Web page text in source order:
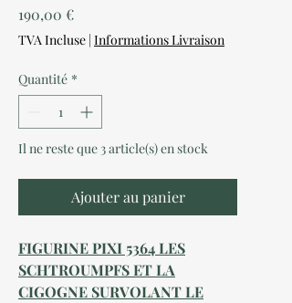
190,00 €Prix
TVA Incluse | Informations Livraison
Quantité *
Il ne reste que 3 article(s) en stock
Ajouter au panier
FIGURINE PIXI 5364 LES
SCHTROUMPFS ET LA
CIGOGNE SURVOLANT LE